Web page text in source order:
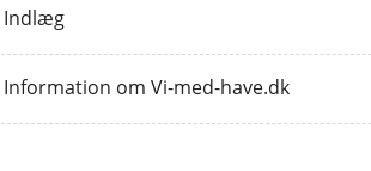
Indlæg
Information om Vi-med-have.dk